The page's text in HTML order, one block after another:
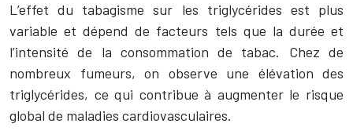
L’effet du tabagisme sur les triglycérides est plus
variable et dépend de facteurs tels que la durée et
l’intensité de la consommation de tabac. Chez de
nombreux fumeurs, on observe une élévation des
triglycérides, ce qui contribue à augmenter le risque
global de maladies cardiovasculaires.